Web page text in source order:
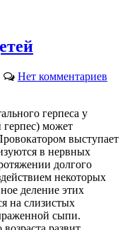
Нет комментариев
герпеса у
герпес) может
выступает
в нервных
долгого
некоторых
деление этих
на слизистых
сыпи.